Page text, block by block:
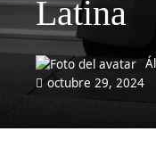
Latina
octubre 29, 2024